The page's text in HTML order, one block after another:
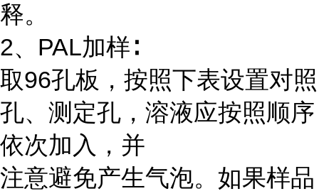
释。
2、PAL加样∶
取96孔板，按照下表设置对照
孔、测定孔，溶液应按照顺序
依次加入，并
注意避免产生气泡。如果样品